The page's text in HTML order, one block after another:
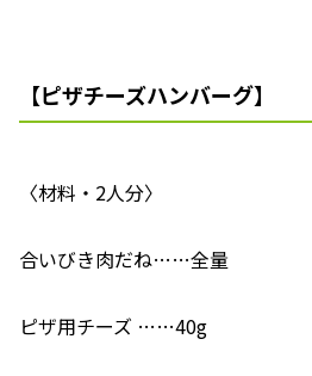
【ピザチーズハンバーグ】
〈材料・2人分〉
合いびき肉だね……全量
ピザ用チーズ ……40g